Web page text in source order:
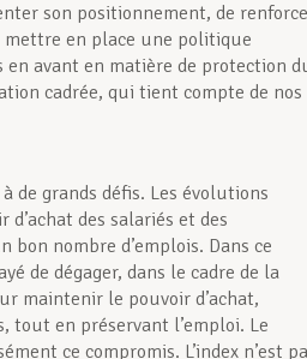
son positionnement, de
mettre en place une politique
en avant en matière de protection
cadrée, qui tient compte de nos
de grands défis. Les évolutions
des salariés et des
bon nombre d’emplois. Dans ce
de dégager, dans le cadre de la
maintenir le pouvoir d’achat,
tout en préservant l’emploi. Le
ce compromis. L’index n’est